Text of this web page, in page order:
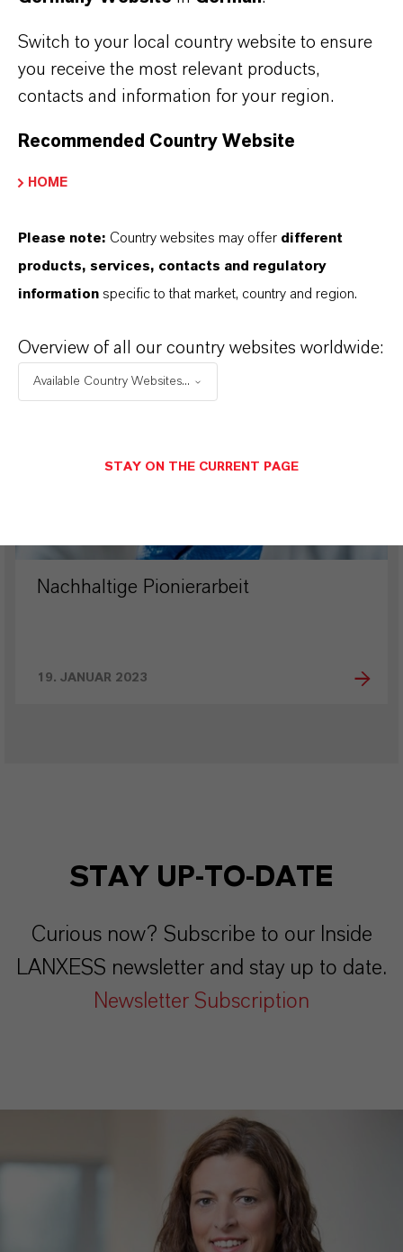
Zukunft braucht Bildung!
1. FEBRUAR 2023
X-CARE
Nachhaltige Pionierarbeit
19. JANUAR 2023
STAY UP-TO-DATE
Curious now? Subscribe to our Inside
LANXESS newsletter and stay up to date.
Newsletter Subscription
Switch to your local country website to ensure
you receive the most relevant products,
contacts and information for your region.
Recommended Country Website
HOME
Please note: Country websites may offer different
products, services, contacts and regulatory
information specific to that market, country and region.
Overview of all our country websites worldwide:
Available Country Websites...
STAY ON THE CURRENT PAGE